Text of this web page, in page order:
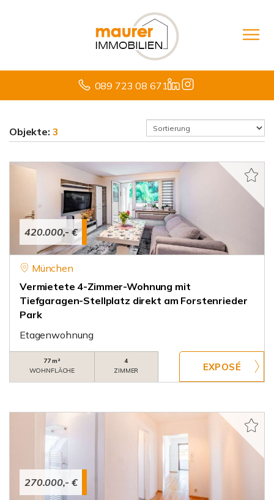
089 723 08 671
Objekte: 3
420.000,- €
München
Vermietete 4-Zimmer-Wohnung mit
Tiefgaragen-Stellplatz direkt am Forstenrieder
Park
Etagenwohnung
77 m²
WOHNFLÄCHE
4
ZIMMER
270.000,- €